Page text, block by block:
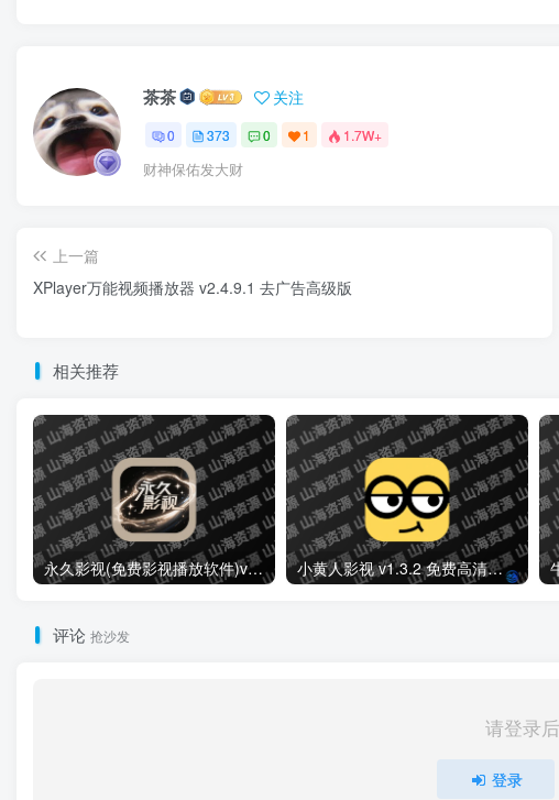
茶茶 关注
0 373 0 1 1.7W+
财神保佑发大财
上一篇
XPlayer万能视频播放器 v2.4.9.1 去广告高级版
相关推荐
永久影视(免费影视播放软件)v1.1.8 解锁去广告纯净版 小黄人影视 v1.3.2 免费高清影视剧集短剧去广告纯净版
评论 抢沙发
请登录
登录